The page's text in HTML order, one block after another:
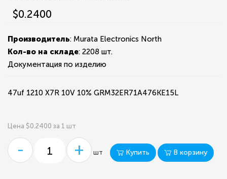
$0.2400
Производитель: Murata Electronics North
Кол-во на складе: 2208 шт.
Документация по изделию
47uf 1210 X7R 10V 10% GRM32ER71A476KE15L
Цена $0.2400 за 1 шт
- + шт Купить В корзину